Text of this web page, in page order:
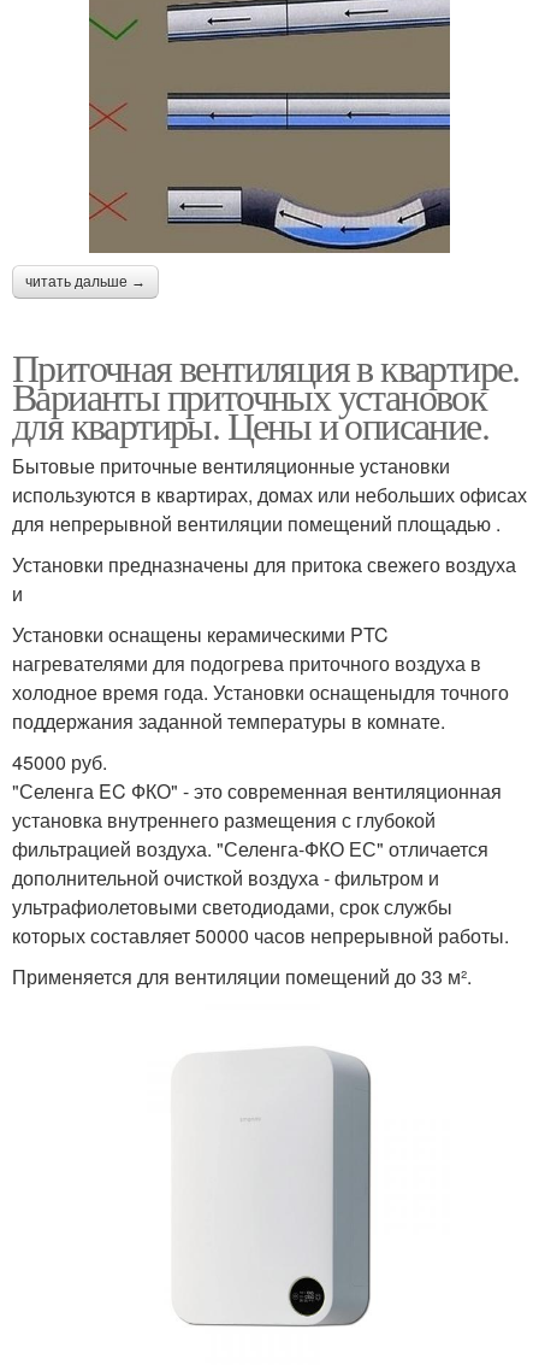
читать дальше →
Приточная вентиляция в квартире.
Варианты приточных установок
для квартиры. Цены и описание.
Бытовые приточные вентиляционные установки
используются в квартирах, домах или небольших офисах
для непрерывной вентиляции помещений площадью .
Установки предназначены для притока свежего воздуха
и
Установки оснащены керамическими PTC
нагревателями для подогрева приточного воздуха в
холодное время года. Установки оснащеныдля точного
поддержания заданной температуры в комнате.
45000 руб.
"Селенга EC ФКО" - это современная вентиляционная
установка внутреннего размещения с глубокой
фильтрацией воздуха. "Селенга-ФКО ЕС" отличается
дополнительной очисткой воздуха - фильтром и
ультрафиолетовыми светодиодами, срок службы
которых составляет 50000 часов непрерывной работы.
Применяется для вентиляции помещений до 33 м².